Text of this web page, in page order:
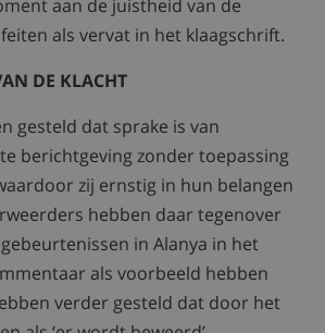
aan de juistheid van de
als vervat in het klaagschrift.
DE KLACHT
gesteld dat sprake is van
berichtgeving zonder toepassing
zij ernstig in hun belangen
hebben daar tegenover
in Alanya in het
als voorbeeld hebben
verder gesteld dat door het